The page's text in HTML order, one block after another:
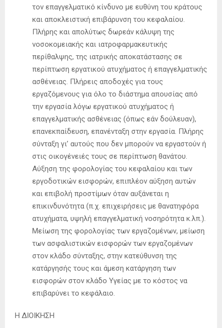
τον επαγγελματικό κίνδυνο με ευθύνη του κράτους
και αποκλειστική επιβάρυνση του κεφαλαίου.
Πλήρης και απολύτως δωρεάν κάλυψη της
νοσοκομειακής και ιατροφαρμακευτικής
περίθαλψης, της ιατρικής αποκατάστασης σε
περίπτωση εργατικού ατυχήματος ή επαγγελματικής
ασθένειας. Πλήρεις αποδοχές για τους
εργαζόμενους για όλο το διάστημα απουσίας από
την εργασία λόγω εργατικού ατυχήματος ή
επαγγελματικής ασθένειας (όπως εάν δούλευαν),
επανεκπαίδευση, επανένταξη στην εργασία. Πλήρης
σύνταξη γι’ αυτούς που δεν μπορούν να εργαστούν ή
στις οικογένειές τους σε περίπτωση θανάτου.
Αύξηση της φορολογίας του κεφαλαίου και των
εργοδοτικών εισφορών, επιπλέον αύξηση αυτών
και επιβολή προστίμων όταν αυξάνεται η
επικινδυνότητα (π.χ. επιχειρήσεις με θανατηφόρα
ατυχήματα, υψηλή επαγγελματική νοσηρότητα κ.λπ.).
Μείωση της φορολογίας των εργαζομένων, μείωση
των ασφαλιστικών εισφορών των εργαζομένων
στον κλάδο σύνταξης, στην κατεύθυνση της
κατάργησής τους και άμεση κατάργηση των
εισφορών στον κλάδο Υγείας με το κόστος να
επιβαρύνει το κεφάλαιο.
Η ΔΙΟΙΚΗΣΗ